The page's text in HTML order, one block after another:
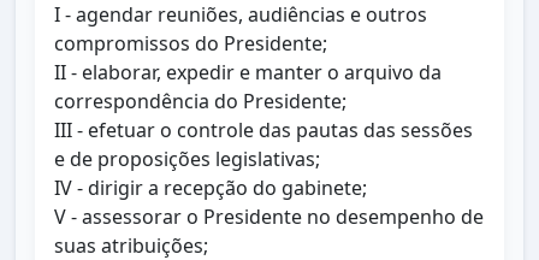
I - agendar reuniões, audiências e outros
compromissos do Presidente;
II - elaborar, expedir e manter o arquivo da
correspondência do Presidente;
III - efetuar o controle das pautas das sessões
e de proposições legislativas;
IV - dirigir a recepção do gabinete;
V - assessorar o Presidente no desempenho de
suas atribuições;